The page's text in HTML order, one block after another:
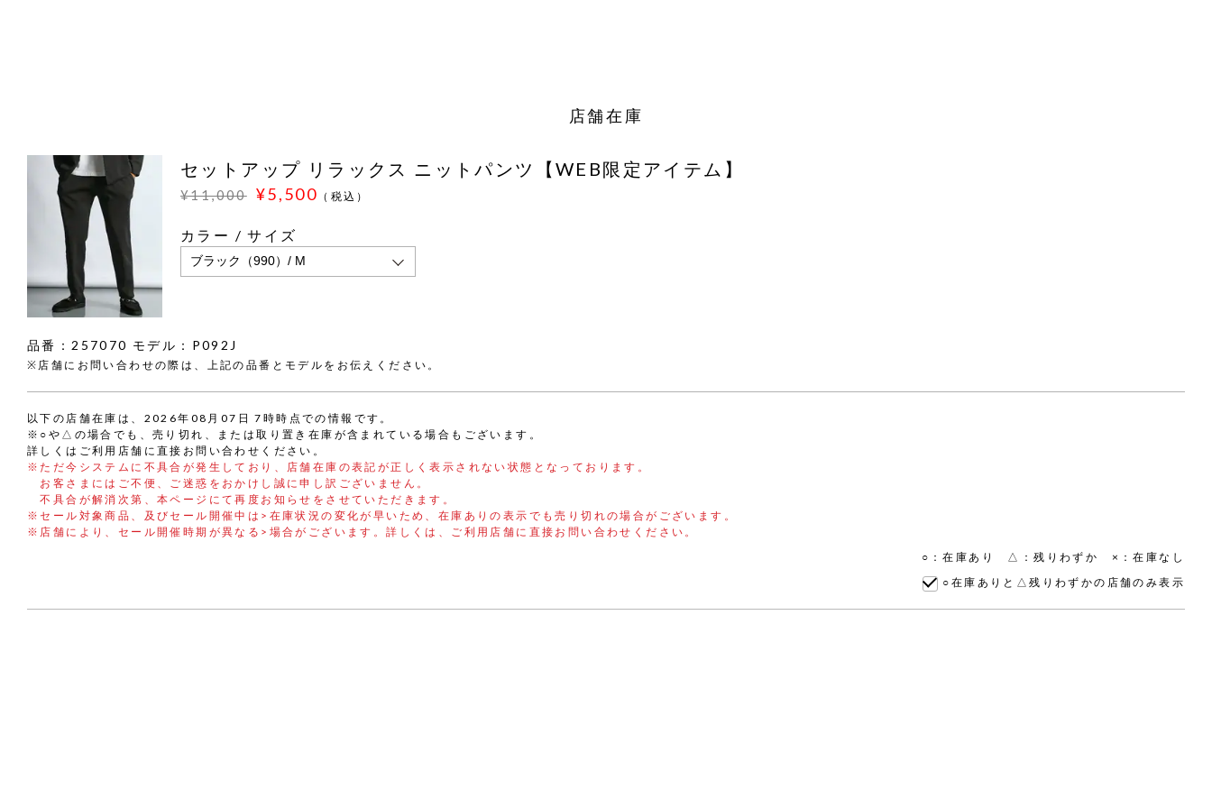
店舗在庫
セットアップ リラックス ニットパンツ【WEB限定アイテム】
¥11,000 ¥5,500 （税込）
カラー / サイズ
品番：257070 モデル：P092J
※店舗にお問い合わせの際は、上記の品番とモデルをお伝えください。
以下の店舗在庫は、2026年08月07日 7時時点での情報です。
※○や△の場合でも、売り切れ、または取り置き在庫が含まれている場合もございます。
詳しくはご利用店舗に直接お問い合わせください。
※ただ今システムに不具合が発生しており、店舗在庫の表記が正しく表示されない状態となっております。
お客さまにはご不便、ご迷惑をおかけし誠に申し訳ございません。
不具合が解消次第、本ページにて再度お知らせをさせていただきます。
※セール対象商品、及びセール開催中は>在庫状況の変化が早いため、在庫ありの表示でも売り切れの場合がございます。
※店舗により、セール開催時期が異なる>場合がございます。詳しくは、ご利用店舗に直接お問い合わせください。
○：在庫あり △：残りわずか ×：在庫なし
○在庫ありと△残りわずかの店舗のみ表示